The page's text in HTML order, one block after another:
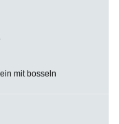
mit bosseln